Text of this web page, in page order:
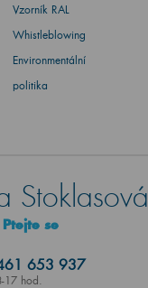
Vzorník RAL
Whistleblowing
Environmentální
politika
Stoklasová
se
653 937
17 hod.